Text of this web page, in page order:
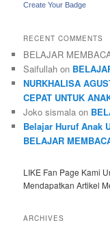
Create Your Badge
RECENT COMMENTS
BELAJAR
Saifullah on
NURKHALISA
CEPAT UNTUK
Joko sismala on
Belajar Huruf Anak
BELAJAR
LIKE Fan Page Kami
Mendapatkan Artikel
ARCHIVES